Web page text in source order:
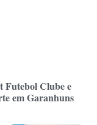
Futebol Clube e
em Garanhuns